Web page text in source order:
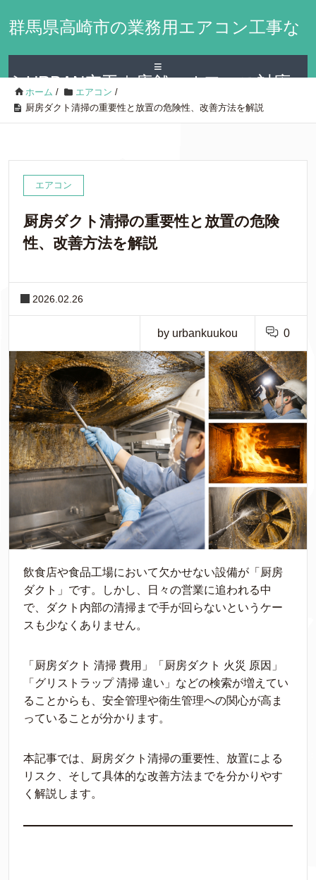
群馬県高崎市の業務用エアコン工事な
らURBAN空工｜店舗・オフィス対応
≡
ホーム / エアコン /
厨房ダクト清掃の重要性と放置の危険性、改善方法を解説
エアコン
厨房ダクト清掃の重要性と放置の危険
性、改善方法を解説
2026.02.26
by urbankuukou 0
飲食店や食品工場において欠かせない設備が「厨房
ダクト」です。しかし、日々の営業に追われる中
で、ダクト内部の清掃まで手が回らないというケー
スも少なくありません。
「厨房ダクト 清掃 費用」「厨房ダクト 火災 原因」
「グリストラップ 清掃 違い」などの検索が増えてい
ることからも、安全管理や衛生管理への関心が高ま
っていることが分かります。
本記事では、厨房ダクト清掃の重要性、放置による
リスク、そして具体的な改善方法までを分かりやす
く解説します。